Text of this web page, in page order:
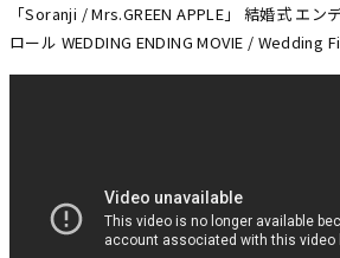
「Soranji / Mrs.GREEN APPLE」 結婚式 エン
ロール WEDDING ENDING MOVIE / Wedding